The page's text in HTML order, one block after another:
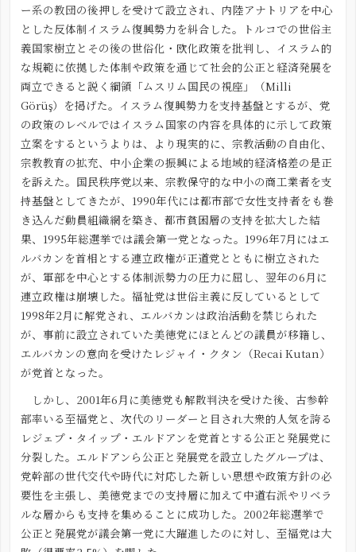
ー系の教団の後押しを受けて設立され、内陸アナトリアを中心
とした反体制イスラム復興勢力を糾合した。トルコでの世俗主
義国家樹立とその後の世俗化・欧化政策を批判し、イスラム的
な規範に依拠した体制や政策を通じて社会的公正と経済発展を
両立できると説く綱領「ムスリム国民の視座」（Milli
Görüş）を掲げた。イスラム復興勢力を支持基盤とするが、党
の政策のレベルではイスラム国家の内容を具体的に示して政策
立案をするというよりは、より現実的に、宗教活動の自由化、
宗教教育の拡充、中小企業の振興による地域的経済格差の是正
を訴えた。国民秩序党以来、宗教保守的な中小の商工業者を支
持基盤としてきたが、1990年代には都市部で女性支持者をも巻
き込んだ動員組織網を築き、都市貧困層の支持を拡大した結
果、1995年総選挙では議会第一党となった。1996年7月にはエ
ルバカンを首相とする連立政権が正道党とともに樹立された
が、軍部を中心とする体制派勢力の圧力に屈し、翌年の6月に
連立政権は崩壊した。福祉党は世俗主義に反しているとして
1998年2月に解党され、エルバカンは政治活動を禁じられた
が、事前に設立されていた美徳党にほとんどの議員が移籍し、
エルバカンの意向を受けたレジャイ・クタン（Recai Kutan）
が党首となった。
しかし、2001年6月に美徳党も解散判決を受けた後、古参幹
部率いる至福党と、次代のリーダーと目され大衆的人気を誇る
レジェプ・タイップ・エルドアンを党首とする公正と発展党に
分裂した。エルドアンら公正と発展党を設立したグループは、
党幹部の世代交代や時代に対応した新しい思想や政策方針の必
要性を主張し、美徳党までの支持層に加えて中道右派やリベラ
ルな層からも支持を集めることに成功した。2002年総選挙で
公正と発展党が議会第一党に大躍進したのに対し、至福党は大